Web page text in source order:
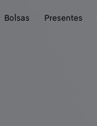
Bolsas Presentes